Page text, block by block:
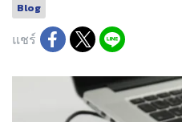
Blog
แชร์